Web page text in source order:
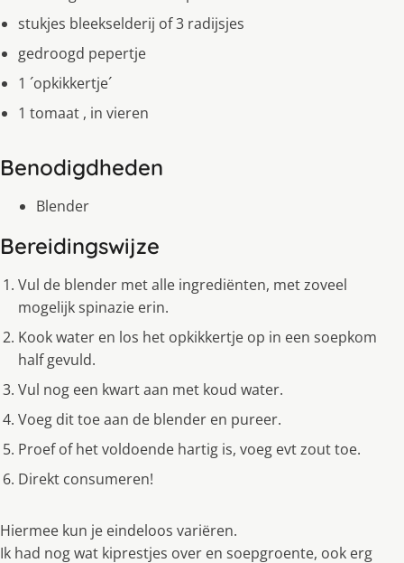
stukjes bleekselderij of 3 radijsjes
gedroogd pepertje
1 ´opkikkertje´
1 tomaat , in vieren
Benodigdheden
Blender
Bereidingswijze
Vul de blender met alle ingrediënten, met zoveel
mogelijk spinazie erin.
Kook water en los het opkikkertje op in een soepkom
half gevuld.
Vul nog een kwart aan met koud water.
Voeg dit toe aan de blender en pureer.
Proef of het voldoende hartig is, voeg evt zout toe.
Direkt consumeren!
Hiermee kun je eindeloos variëren.
Ik had nog wat kiprestjes over en soepgroente, ook erg